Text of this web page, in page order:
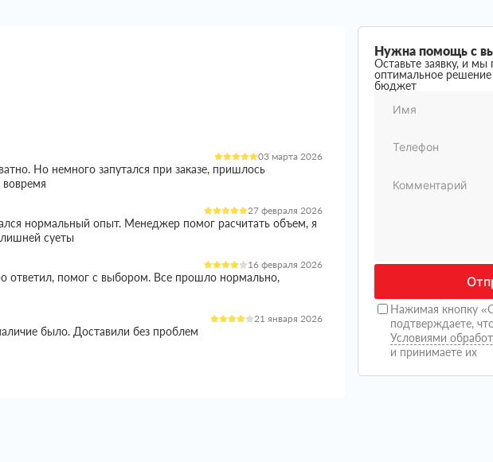
03 марта 2026
Но немного запутался при заказе, пришлось
вовремя
27 февраля 2026
нормальный опыт. Менеджер помог расчитать объем, я
суеты
16 февраля 2026
ответил, помог с выбором. Все прошло нормально,
21 января 2026
было. Доставили без проблем
норм вариант. Менеджер все расказал, помог с
пришло целое
Нужна помощь с
Оставьте заявку, и
оптимальное
бюджет
Нажимая кнопку
подтверждаете,
Условиями
и принимаете их